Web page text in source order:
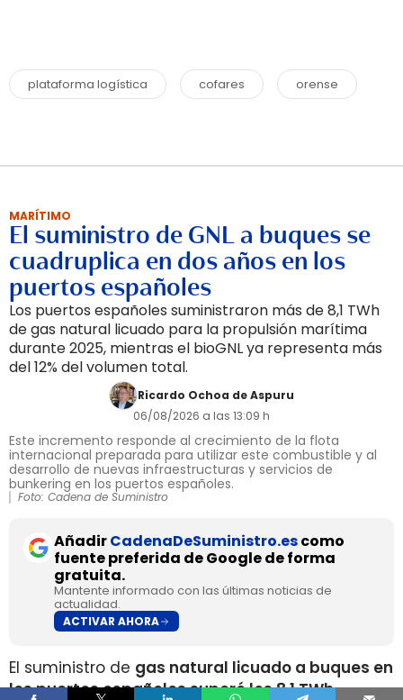
plataforma logística cofares orense
MARÍTIMO
El suministro de GNL a buques se
cuadruplica en dos años en los
puertos españoles
Los puertos españoles suministraron más de 8,1 TWh
de gas natural licuado para la propulsión marítima
durante 2025, mientras el bioGNL ya representa más
del 12% del volumen total.
Ricardo Ochoa de Aspuru
06/08/2026 a las 13:09 h
Este incremento responde al crecimiento de la flota
internacional preparada para utilizar este combustible y al
desarrollo de nuevas infraestructuras y servicios de
bunkering en los puertos españoles.
Foto: Cadena de Suministro
AñadirCadenaDeSuministro.escomo
fuente preferida de Google de forma
gratuita.
Mantente informado con las últimas noticias de
actualidad.
ACTIVAR AHORA
El suministro de gas natural licuado a buques en
los puertos españoles superó los 8,1 TWh